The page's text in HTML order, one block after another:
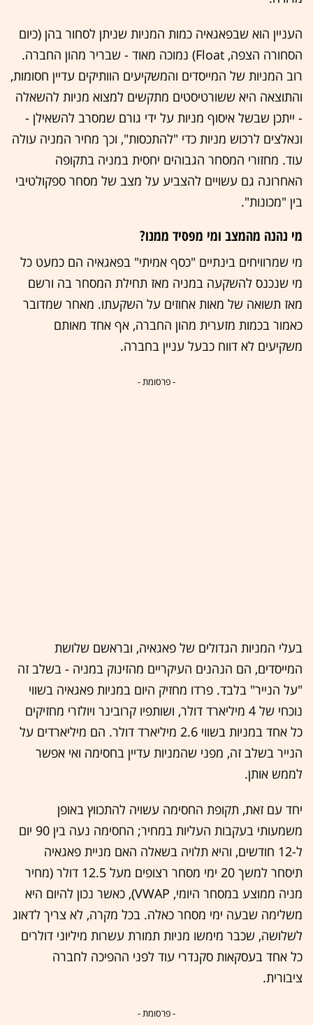
העניין הוא שבפאגאיה כמות המניות שניתן לסחור בהן (כיום
הסחורה הצפה, Float) נמוכה מאוד - שבריר מהון החברה.
רוב המניות של המייסדים והמשקיעים הוותיקים עדיין חסומות,
והתוצאה היא ששורטיסטים מתקשים למצוא מניות להשאלה
- ייתכן שבשל איסוף מניות על ידי גורם שמסרב להשאילן -
ונאלצים לרכוש מניות כדי "להתכסות", וכך מחיר המניה עולה
עוד. מחזורי המסחר הגבוהים יחסית במניה בתקופה
האחרונה גם עשויים להצביע על מצב של מסחר ספקולטיבי
בין "מכונות".
מי נהנה מהמצב ומי מפסיד ממנו?
מי שמרוויחים בינתיים "כסף אמיתי" בפאגאיה הם כמעט כל
מי שנכנס להשקעה במניה מאז תחילת המסחר בה ורשם
מאז תשואה של מאות אחוזים על השקעתו. מאחר שמדובר
כאמור בכמות מזערית מהון החברה, אף אחד מאותם
משקיעים לא דווח כבעל עניין בחברה.
- פרסומת -
בעלי המניות הגדולים של פאגאיה, ובראשם שלושת
המייסדים, הם הנהנים העיקריים מהזינוק במניה - בשלב זה
"על הנייר" בלבד. פרדו מחזיק היום במניות פאגאיה בשווי
נוכחי של 4 מיליארד דולר, ושותפיו קרובינר ויולזרי מחזיקים
כל אחד במניות בשווי 2.6 מיליארד דולר. הם מיליארדים על
הנייר בשלב זה, מפני שהמניות עדיין בחסימה ואי אפשר
לממש אותן.
יחד עם זאת, תקופת החסימה עשויה להתכווץ באופן
משמעותי בעקבות העליות במחיר; החסימה נעה בין 90 יום
ל-12 חודשים, והיא תלויה בשאלה האם מניית פאגאיה
תיסחר למשך 20 ימי מסחר רצופים מעל 12.5 דולר (מחיר
מניה ממוצע במסחר היומי, VWAP), כאשר נכון להיום היא
משלימה שבעה ימי מסחר כאלה. בכל מקרה, לא צריך לדאוג
לשלושה, שכבר מימשו מניות תמורת עשרות מיליוני דולרים
כל אחד בעסקאות סקנדרי עוד לפני ההפיכה לחברה
ציבורית.
- פרסומת -